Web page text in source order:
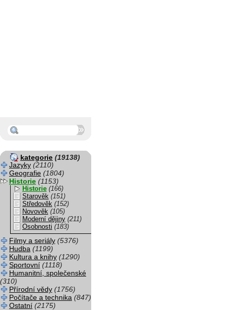
kategorie (19138)
Jazyky (2110)
Geografie (1804)
Historie (1153)
Historie (166)
Starověk (151)
Středověk (152)
Novověk (105)
Moderní dějiny (211)
Osobnosti (183)
Filmy a seriály (5376)
Hudba (1199)
Kultura a knihy (1290)
Sportovní (1118)
Humanitní, společenské
(310)
Přírodní vědy (1756)
Počítače a technika (847)
Ostatní (2175)